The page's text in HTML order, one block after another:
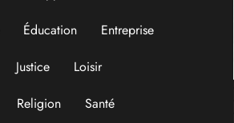
Éducation
Entreprise
Justice
Loisir
Religion Santé